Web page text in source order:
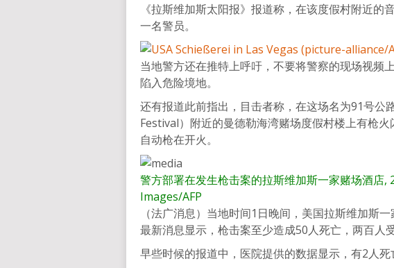
《拉斯维加斯太阳报》报道称，在该度假村附近的
一名警员。
当地警方还在推特上呼吁，不要将警察的现场视频
陷入危险境地。
还有报道此前指出，目击者称，在这场名为91号
Festival）附近的曼德勒海湾赌场度假村楼上有枪
自动枪在开火。
警方部署在发生枪击案的拉斯维加斯一家赌场酒店,
Images/AFP
（法广消息）当地时间1日晚间，美国拉斯维加斯
最新消息显示，枪击案至少造成50人死亡，两百人受
早些时候的报道中，医院提供的数据显示，有2人死